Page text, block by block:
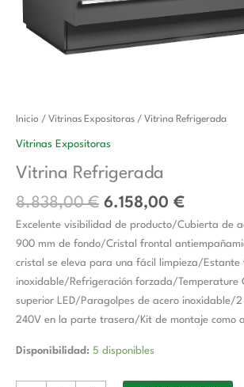
Inicio / Vitrinas Expositoras / Vitrina Refrigerada
Vitrinas Expositoras
Vitrina Refrigerada
8.838,00€
El
era:
8.838,00 €.
6.158,00 €
El
Excelente visibilidad de producto/Cubierta de
900 mm de fondo/Cristal frontal
cristal se eleva para una fácil limpieza/Estante
inoxidable/Refrigeración forzada/Temperature
superior LED/Paragolpes de acero inoxidable/
240V en la parte trasera/Kit de montaje como
Disponibilidad: 5 disponibles
Vitrina
Refrigerada